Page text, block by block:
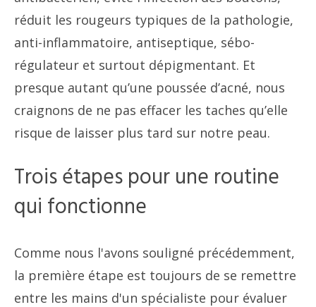
réduit les rougeurs typiques de la pathologie,
anti-inflammatoire, antiseptique, sébo-
régulateur et surtout dépigmentant. Et
presque autant qu’une poussée d’acné, nous
craignons de ne pas effacer les taches qu’elle
risque de laisser plus tard sur notre peau.
Trois étapes pour une routine
qui fonctionne
Comme nous l'avons souligné précédemment,
la première étape est toujours de se remettre
entre les mains d'un spécialiste pour évaluer